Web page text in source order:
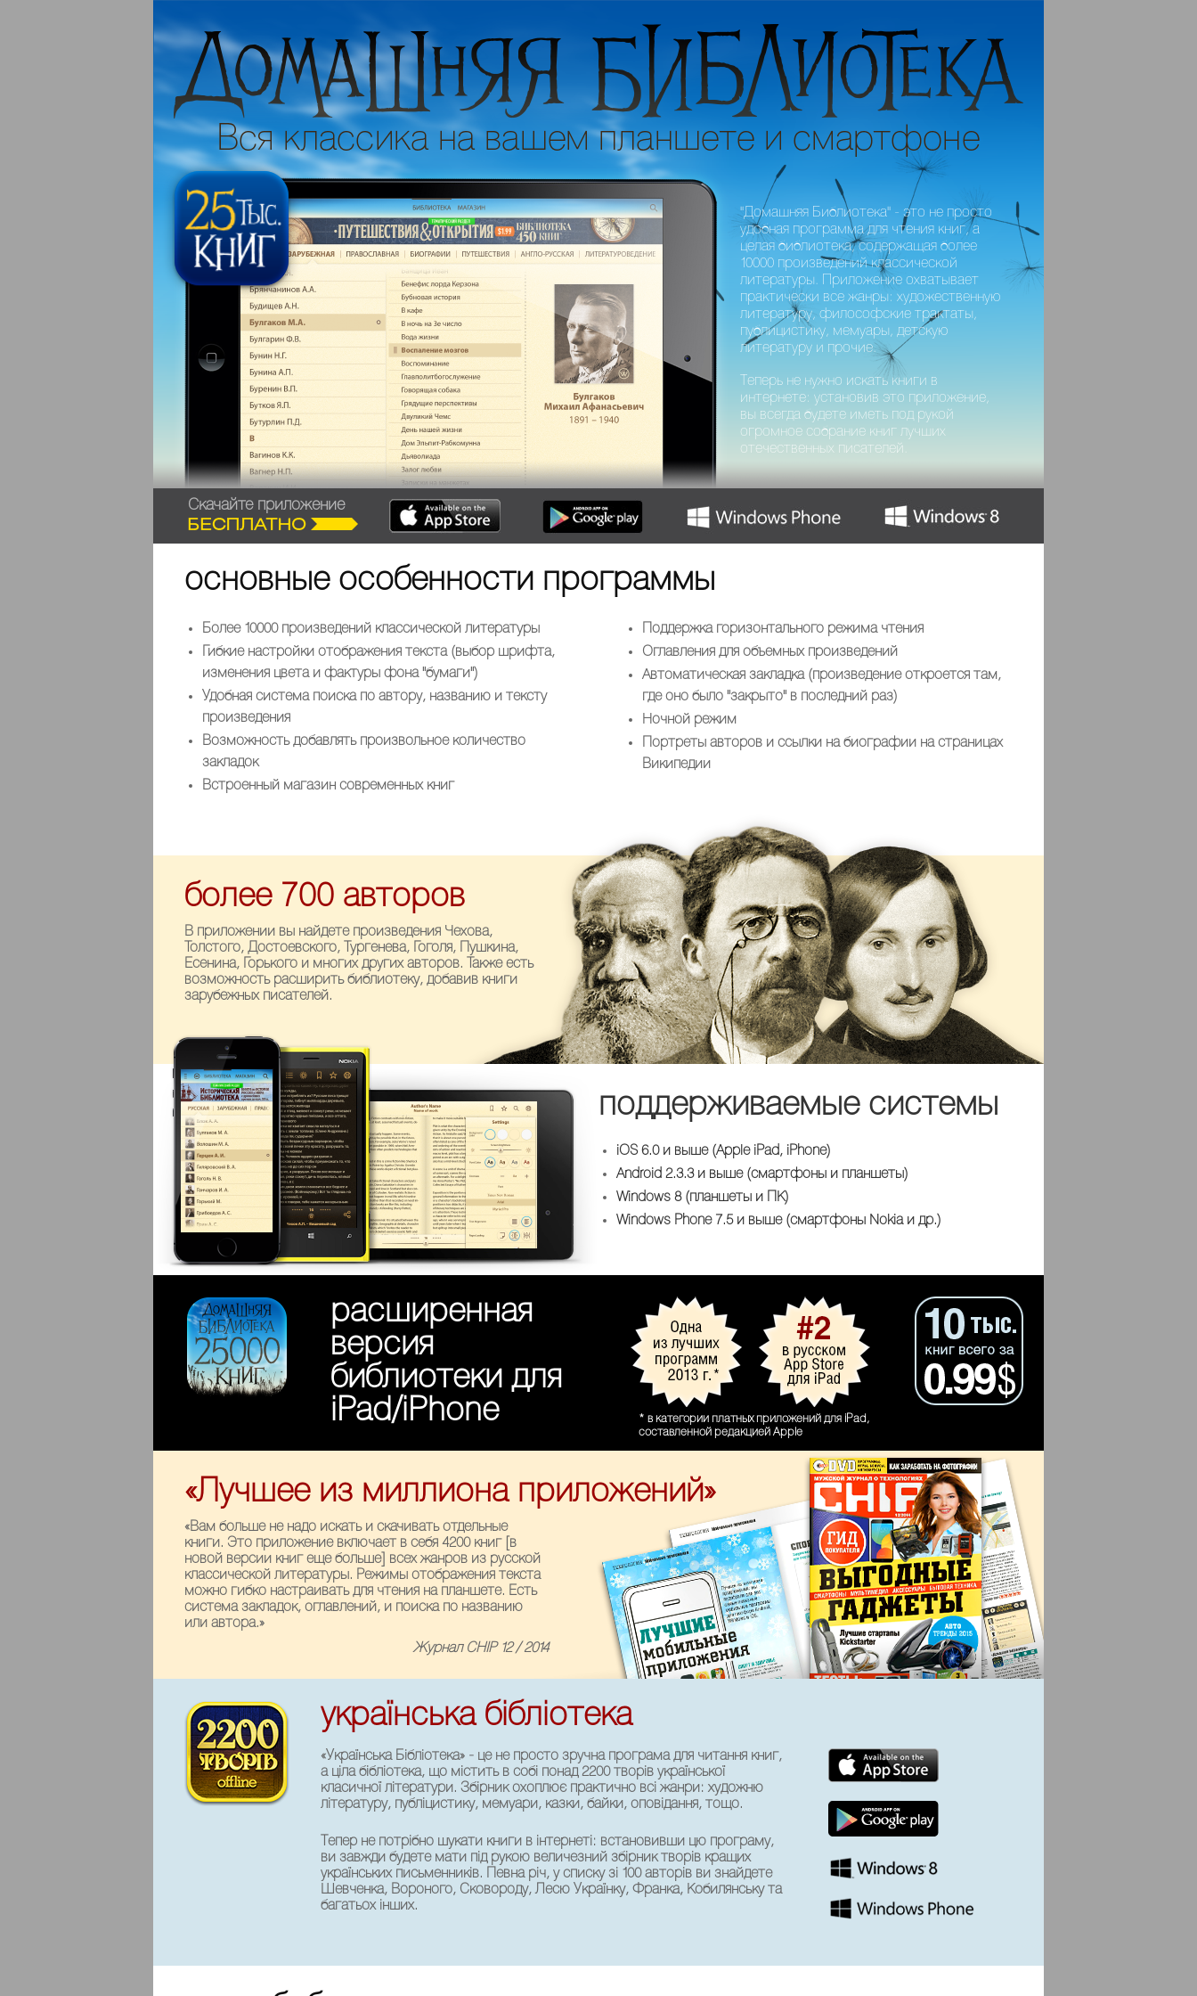
"Домашняя Библиотека" - это не просто
удобная программа для чтения книг, а
целая библиотека, содержащая более
10000 произведений классической
литературы. Приложение охватывает
практически все жанры: художественную
литературу, философские трактаты,
публицистику, мемуары, детскую
литературу и прочие.
Теперь не нужно искать книги в
интернете: установив это приложение,
вы всегда будете иметь под рукой
огромное собрание книг лучших
отечественных писателей.
Скачайте приложение
основные особенности программы
Более 10000 произведений классической литературы
Гибкие настройки отображения текста (выбор шрифта,
изменения цвета и фактуры фона "бумаги")
Удобная система поиска по автору, названию и тексту
произведения
Возможность добавлять произвольное количество
закладок
Встроенный магазин современных книг
Поддержка горизонтального режима чтения
Оглавления для объемных произведений
Автоматическая закладка (произведение откроется там,
где оно было "закрыто" в последний раз)
Ночной режим
Портреты авторов и ссылки на биографии на страницах
Википедии
более 700 авторов
В приложении вы найдете произведения Чехова,
Толстого, Достоевского, Тургенева, Гоголя, Пушкина,
Есенина, Горького и многих других авторов. Также есть
возможность расширить библиотеку, добавив книги
зарубежных писателей.
поддерживаемые системы
iOS 6.0 и выше (Apple iPad, iPhone)
Android 2.3.3 и выше (смартфоны и планшеты)
Windows 8 (планшеты и ПК)
Windows Phone 7.5 и выше (смартфоны Nokia и др.)
расширенная
версия
библиотеки для
iPad/iPhone
* в категории платных приложений для iPad,
составленной редакцией Apple
«Лучшее из миллиона приложений»
«Вам больше не надо искать и скачивать отдельные
книги. Это приложение включает в себя 4200 книг [в
новой версии книг еще больше] всех жанров из русской
классической литературы. Режимы отображения текста
можно гибко настраивать для чтения на планшете. Есть
система закладок, оглавлений, и поиска по названию
или автора.»
Журнал CHIP 12 / 2014
українська бібліотека
«Українська Бібліотека» - це не просто зручна програма для читання книг,
а ціла бібліотека, що містить в собі понад 2200 творів української
класичної літератури. Збірник охоплює практично всі жанри: художню
літературу, публіцистику, мемуари, казки, байки, оповідання, тощо.
Тепер не потрібно шукати книги в інтернеті: встановивши цю програму,
ви завжди будете мати під рукою величезний збірник творів кращих
українських письменників. Певна річ, у списку зі 100 авторів ви знайдете
Шевченка, Вороного, Сковороду, Лесю Українку, Франка, Кобилянську та
багатьох інших.